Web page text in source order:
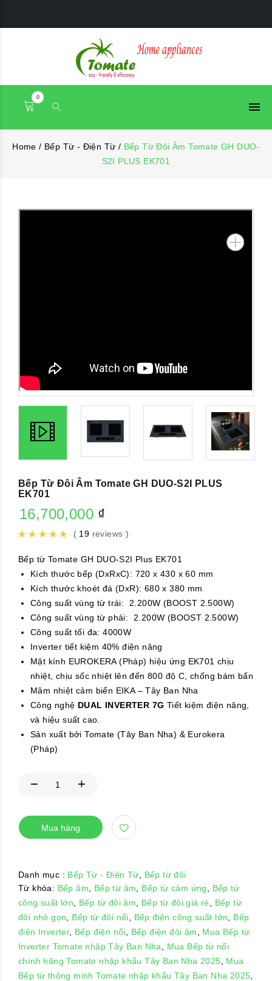
0
Home/ Bếp Từ - Điện Từ / Bếp Từ Đôi Âm Tomate GH DUO-
S2I PLUS EK701
Bếp Từ Đôi Âm Tomate GH DUO-S2I PLUS
EK701
16,700,000 ₫
( 19 reviews )
Bếp từ Tomate GH DUO-S2I Plus EK701
Kích thước bếp (DxRxC): 720 x 430 x 60 mm
Kích thước khoét đá (DxR): 680 x 380 mm
Công suất vùng từ trái: 2.200W (BOOST 2.500W)
Công suất vùng từ phải: 2.200W (BOOST 2.500W)
Công suất tối đa: 4000W
Inverter tiết kiệm 40% điện năng
Mặt kính EUROKERA (Pháp) hiệu ứng EK701 chịu
nhiệt, chịu sốc nhiệt lên đến 800 độ C, chống bám bẩn
Mâm nhiệt cảm biến EIKA – Tây Ban Nha
Công nghệ DUAL INVERTER 7G Tiết kiệm điện năng,
và hiệu suất cao.
Sản xuất bởi Tomate (Tây Ban Nha) & Eurokera
(Pháp)
Mua hàng
Danh mục : Bếp Từ - Điện Từ
Bếp từ đôi
Từ khóa: Bếp âm Bếp từ âm Bếp từ cảm ứng
Bếp từ
công suất lớn
Bếp từ đôi âm Bếp từ đôi giá rẻ
Bếp từ
đôi nhỏ gọn
Bếp từ đôi nổi Bếp điện công suất lớn
Bếp
điện Inverter, Bếp điện nổi Bếp điện đôi âm
Mua Bếp từ
Inverter Tomate nhập Tây Ban Nha
Mua Bếp từ nổi
chính hãng Tomate nhập khẩu Tây Ban Nha 2025
Mua
Bếp từ thông minh Tomate nhập khẩu Tây Ban Nha 2025